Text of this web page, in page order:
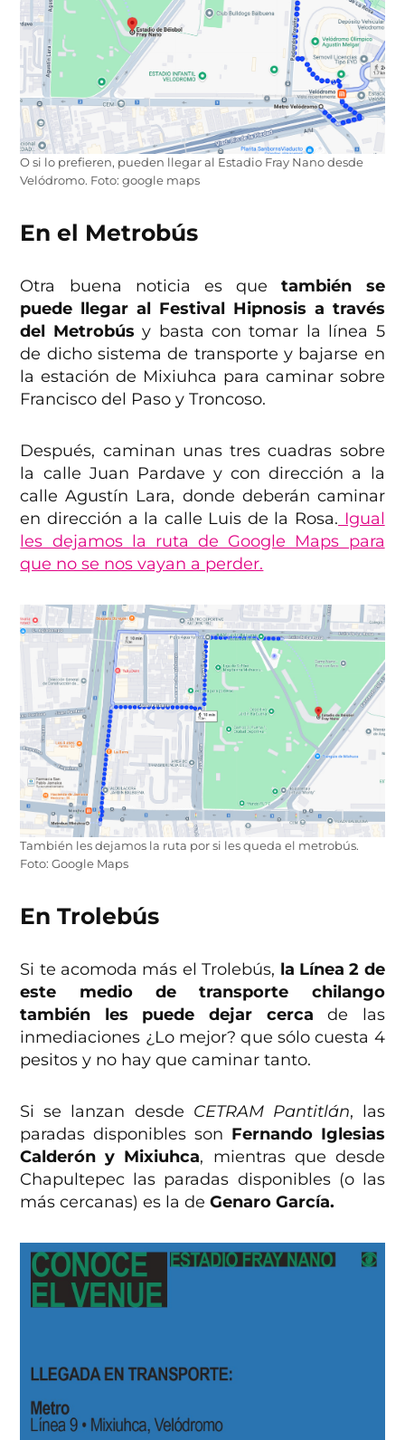
O si lo prefieren, pueden llegar al Estadio Fray Nano desde
Velódromo. Foto: google maps
En el Metrobús
Otra buena noticia es quetambién se
puede llegar al Festival Hipnosis a través
del Metrobús y basta con tomar la línea 5
de dicho sistema de transporte y bajarse en
la estación de Mixiuhca para caminar sobre
Francisco del Paso y Troncoso.
Después, caminan unas tres cuadras sobre
la calle Juan Pardave y con dirección a la
calle Agustín Lara, donde deberán caminar
en dirección a la calle Luis de la Rosa. Igual
les dejamos la ruta de Google Maps para
que no se nos vayan a perder.
También les dejamos la ruta por si les queda el metrobús.
Foto: Google Maps
En Trolebús
Si te acomoda más el Trolebús, la Línea 2 de
este medio de transporte chilango
también les puede dejar cercade las
inmediaciones ¿Lo mejor? que sólo cuesta 4
pesitos y no hay que caminar tanto.
Si se lanzan desde CETRAM Pantitlán, las
paradas disponibles son Fernando Iglesias
Calderón y Mixiuhca, mientras que desde
Chapultepec las paradas disponibles (o las
más cercanas) es la de Genaro García.